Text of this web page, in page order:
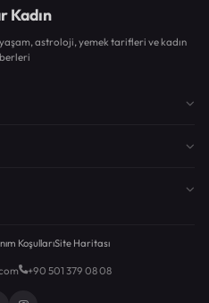
Kadın
astroloji, yemek tarifleri ve kadın
KoşullarıSite Haritası
+90 501 379 08 08